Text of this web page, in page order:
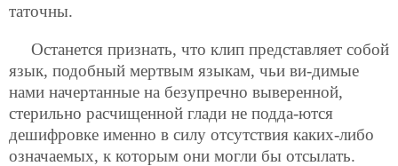
таточны.
Останется признать, что клип представляет собой
язык, подобный мертвым языкам, чьи ви-димые
нами начертанные на безупречно выверенной,
стерильно расчищенной глади не подда-ются
дешифровке именно в силу отсутствия каких-либо
означаемых, к которым они могли бы отсылать.